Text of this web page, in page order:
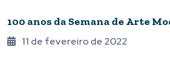
100 anos da Semana de Arte
11 de fevereiro de 2022